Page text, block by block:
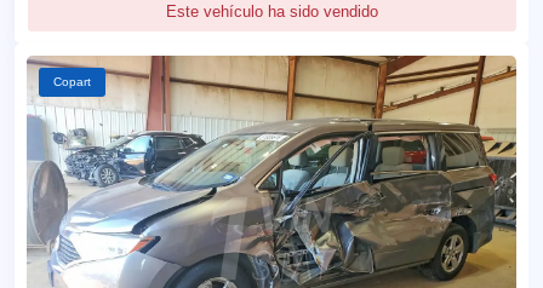
Este vehículo ha sido vendido
Copart